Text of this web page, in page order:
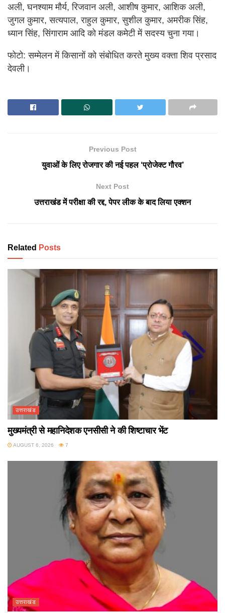
अली, घनश्याम मौर्य, रिजवान अली, आशीष कुमार, आशिक अली,
जुगल कुमार, सत्यपाल, राहुल कुमार, सुशील कुमार, अमरीक सिंह,
ध्यान सिंह, सिंगाराम आदि को मंडल कमेटी में सदस्य चुना गया।
फोटो: सम्मेलन में किसानों को संबोधित करते मुख्य वक्ता शिव प्रसाद
देवली।
Previous Post
युवाओं के लिए रोजगार की नई पहल ‘प्रोजेक्ट गौरव’
Next Post
उत्तराखंड में परीक्षा की रद्द, पेपर लीक के बाद लिया एक्शन
Related Posts
उत्तराखंड
मुख्यमंत्री से महानिदेशक एनसीसी ने की शिष्टाचार भेंट
AUGUST 6, 2026 7
उत्तराखंड